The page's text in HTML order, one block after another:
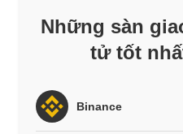
Những sàn
tử tốt
Binance